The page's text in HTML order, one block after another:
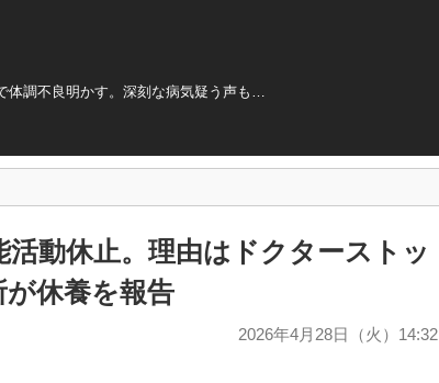
体調不良明かす。深刻な病気疑う声も…
動休止。理由はドクターストッ
休養を報告
2026年4月28日（火）14:32